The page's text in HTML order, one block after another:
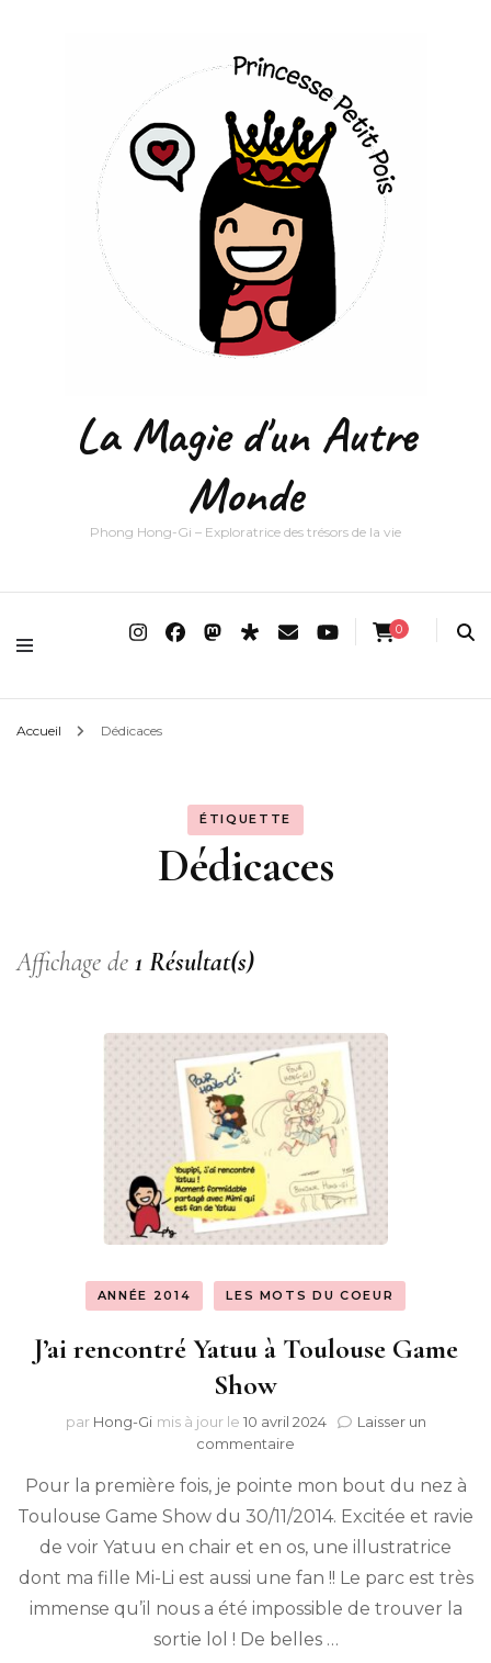
La Magie d'un Autre
Monde
Phong Hong-Gi – Exploratrice des trésors de la vie
0
Accueil Dédicaces
ÉTIQUETTE
Dédicaces
Affichage de 1 Résultat(s)
ANNÉE 2014 LES MOTS DU COEUR
J’ai rencontré Yatuu à Toulouse Game
Show
par Hong-Gi mis à jour le 10 avril 2024
Laisser un
commentaire
rencontré
Yatuu
Toulouse
Game
Show
Pour la première fois, je pointe mon bout du nez à
Toulouse Game Show du 30/11/2014. Excitée et ravie
de voir Yatuu en chair et en os, une illustratrice
dont ma fille Mi-Li est aussi une fan !! Le parc est très
immense qu’il nous a été impossible de trouver la
sortie lol ! De belles …